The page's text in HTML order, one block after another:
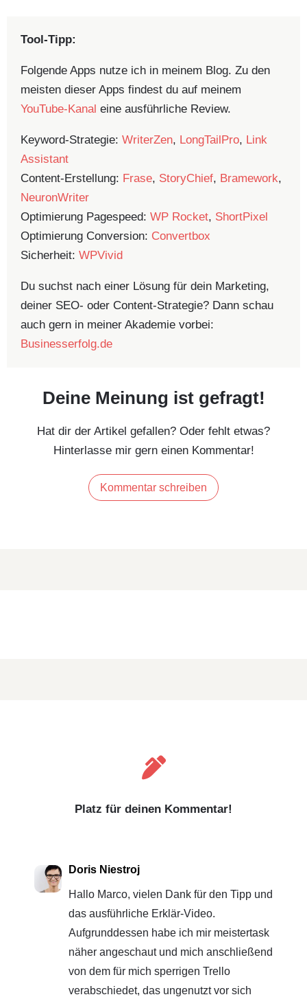
Tool-Tipp:
Folgende Apps nutze ich in meinem Blog. Zu den
meisten dieser Apps findest du auf meinem
YouTube-Kanal eine ausführliche Review.
Keyword-Strategie: WriterZen, LongTailPro, Link
Assistant
Content-Erstellung: Frase, StoryChief, Bramework,
NeuronWriter
Optimierung Pagespeed: WP Rocket, ShortPixel
Optimierung Conversion: Convertbox
Sicherheit: WPVivid
Du suchst nach einer Lösung für dein Marketing,
deiner SEO- oder Content-Strategie? Dann schau
auch gern in meiner Akademie vorbei:
Businesserfolg.de
Deine Meinung ist gefragt!
Hat dir der Artikel gefallen? Oder fehlt etwas?
Hinterlasse mir gern einen Kommentar!
Kommentar schreiben

Platz für deinen Kommentar!
Doris Niestroj
Hallo Marco, vielen Dank für den Tipp und
das ausführliche Erklär-Video.
Aufgrunddessen habe ich mir meistertask
näher angeschaut und mich anschließend
von dem für mich sperrigen Trello
verabschiedet, das ungenutzt vor sich